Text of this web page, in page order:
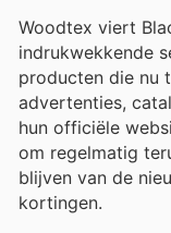
Woodtex viert
indrukwekkende
producten die nu
advertenties,
hun officiële
om regelmatig
blijven van de
kortingen.